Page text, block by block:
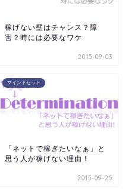
稼げない壁はチャンス？障
害？時には必要なワケ
2015-09-03
マインドセット
「ネットで稼ぎたいなぁ」と
思う人が稼げない理由！
2015-09-25